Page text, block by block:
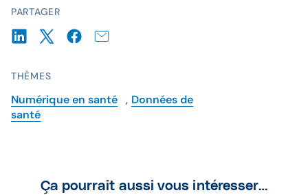
PARTAGER
THÈMES
Numérique en santé , Données de
santé
Ça pourrait aussi vous intéresser…